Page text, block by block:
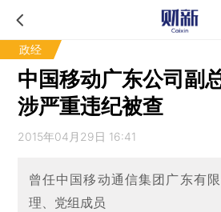
政经
中国移动广东公司副
涉严重违纪被查
2015年04月29日 16:41
曾任中国移动通信集团广东有
理、党组成员